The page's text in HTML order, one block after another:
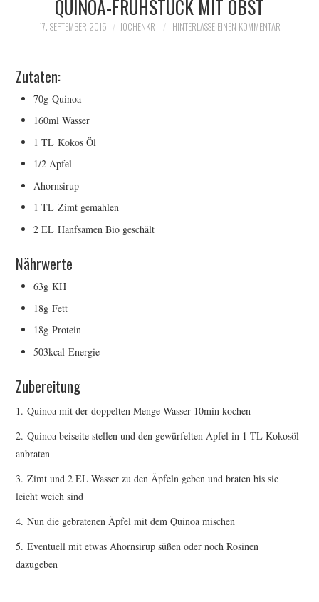
QUINOA-FRÜHSTÜCK MIT OBST
17. SEPTEMBER 2015 JOCHENKR HINTERLASSE EINEN KOMMENTAR
Zutaten:
70g Quinoa
160ml Wasser
1 TL Kokos Öl
1/2 Apfel
Ahornsirup
1 TL Zimt gemahlen
2 EL Hanfsamen Bio geschält
Nährwerte
63gKH
18gFett
18gProtein
503kcalEnergie
Zubereitung
1. Quinoa mit der doppelten Menge Wasser 10min kochen
2. Quinoa beiseite stellen und den gewürfelten Apfel in 1 TL Kokosöl
anbraten
3. Zimt und 2 EL Wasser zu den Äpfeln geben und braten bis sie
leicht weich sind
4. Nun die gebratenen Äpfel mit dem Quinoa mischen
5. Eventuell mit etwas Ahornsirup süßen oder noch Rosinen
dazugeben